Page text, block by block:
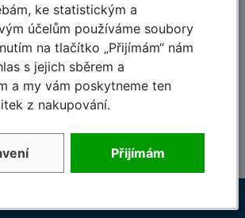
Kvalifikovaný
Odborný tým Krause
ke statistickým a
účelům používáme soubory
na tlačítko „Přijímám“ nám
s jejich sběrem a
a my vám poskytneme ten
z nakupování.
Přijímám